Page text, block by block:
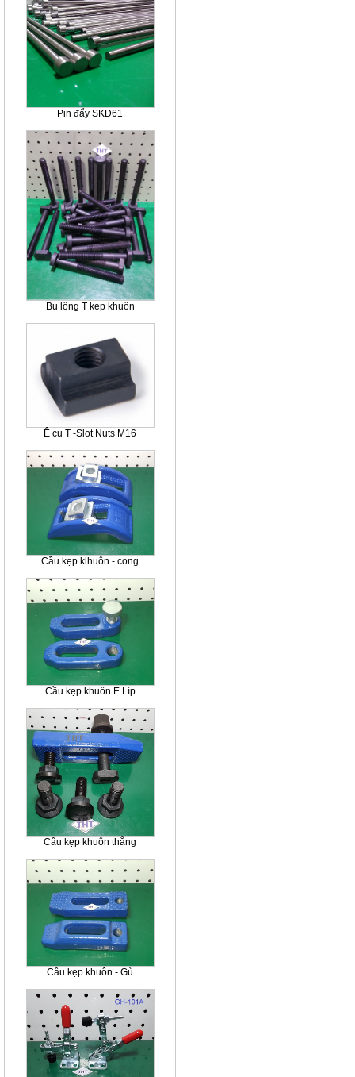
Pin đẩy SKD61
Bu lông T kep khuôn
Ê cu T -Slot Nuts M16
Cầu kẹp klhuôn - cong
Cầu kẹp khuôn E Líp
Cầu kẹp khuôn thẳng
Cầu kẹp khuôn - Gù